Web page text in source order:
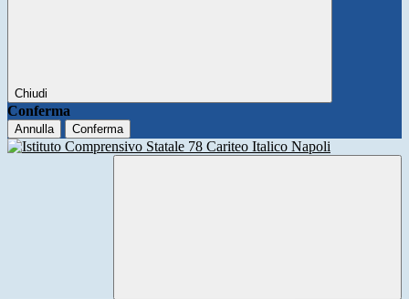
Chiudi
Conferma
Annulla Conferma